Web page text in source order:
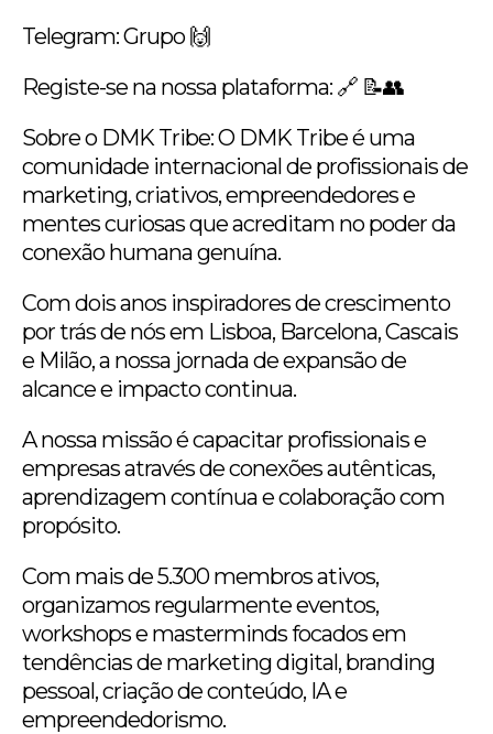
Telegram: Grupo 🙌
Registe-se na nossa plataforma: 🔗 📝👥
Sobre o DMK Tribe: O DMK Tribe é uma
comunidade internacional de profissionais de
marketing, criativos, empreendedores e
mentes curiosas que acreditam no poder da
conexão humana genuína.
Com dois anos inspiradores de crescimento
por trás de nós em Lisboa, Barcelona, Cascais
e Milão, a nossa jornada de expansão de
alcance e impacto continua.
A nossa missão é capacitar profissionais e
empresas através de conexões autênticas,
aprendizagem contínua e colaboração com
propósito.
Com mais de 5.300 membros ativos,
organizamos regularmente eventos,
workshops e masterminds focados em
tendências de marketing digital, branding
pessoal, criação de conteúdo, IA e
empreendedorismo.